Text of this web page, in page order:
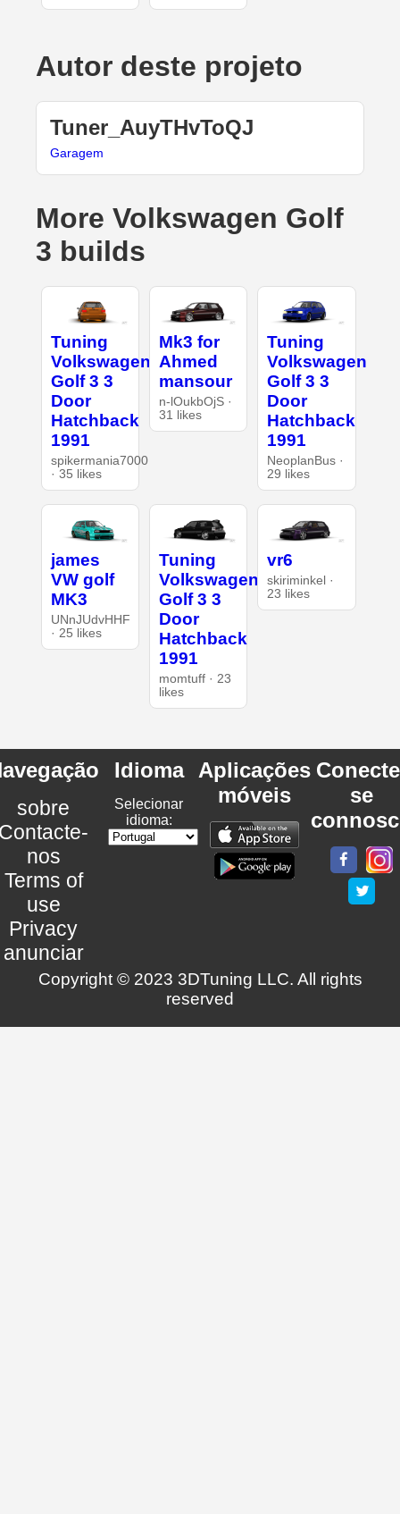
Autor deste projeto
Tuner_AuyTHvToQJ
Garagem
More Volkswagen Golf
3 builds
Tuning
Volkswagen
Golf 3 3
Door
Hatchback
1991
spikermania7000
· 35 likes
Mk3 for
Ahmed
mansour
n-lOukbOjS ·
31 likes
Tuning
Volkswagen
Golf 3 3
Door
Hatchback
1991
NeoplanBus ·
29 likes
james
VW golf
MK3
UNnJUdvHHF
· 25 likes
Tuning
Volkswagen
Golf 3 3
Door
Hatchback
1991
momtuff · 23
likes
vr6
skiriminkel ·
23 likes
sobre
nos
Terms of
use
Privacy
anunciar
Idioma
Selecionar
idioma:
Aplicações
móveis
se
Copyright © 2023 3DTuning LLC. All rights
reserved